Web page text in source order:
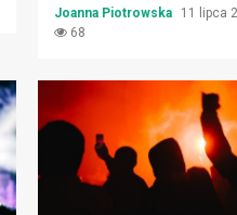
Joanna Piotrowska
11 lipca
68